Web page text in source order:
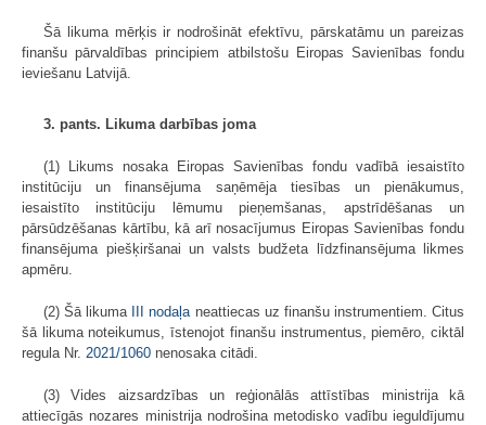
Šā likuma mērķis ir nodrošināt efektīvu, pārskatāmu un pareizas
finanšu pārvaldības principiem atbilstošu Eiropas Savienības fondu
ieviešanu Latvijā.
3. pants. Likuma darbības joma
(1) Likums nosaka Eiropas Savienības fondu vadībā iesaistīto
institūciju un finansējuma saņēmēja tiesības un pienākumus,
iesaistīto institūciju lēmumu pieņemšanas, apstrīdēšanas un
pārsūdzēšanas kārtību, kā arī nosacījumus Eiropas Savienības fondu
finansējuma piešķiršanai un valsts budžeta līdzfinansējuma likmes
apmēru.
(2) Šā likuma III nodaļa neattiecas uz finanšu instrumentiem. Citus
šā likuma noteikumus, īstenojot finanšu instrumentus, piemēro, ciktāl
regula Nr. 2021/1060 nenosaka citādi.
(3) Vides aizsardzības un reģionālās attīstības ministrija kā
attiecīgās nozares ministrija nodrošina metodisko vadību ieguldījumu